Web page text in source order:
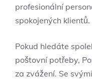
profesionální
spokojených klientů.
Pokud hledáte
poštovní potřeby,
za zvážení. Se